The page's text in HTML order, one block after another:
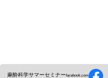
麻酔科学サマーセミナーfacebook.com